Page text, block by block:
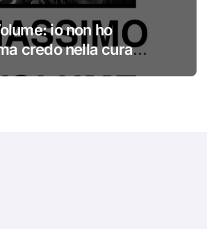
io non ho
credo nella cura